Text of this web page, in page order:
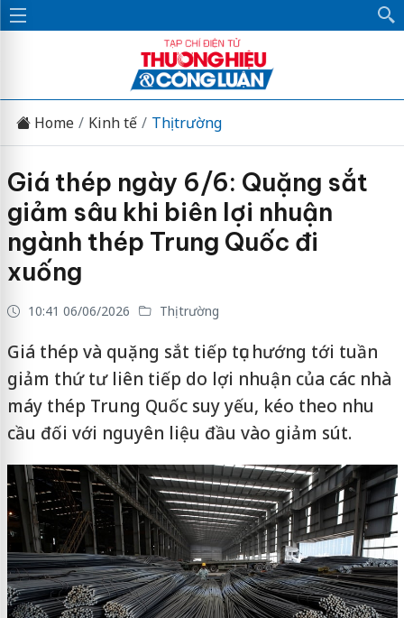
Home Kinh tế Thị trường
Giá thép ngày 6/6: Quặng sắt
giảm sâu khi biên lợi nhuận
ngành thép Trung Quốc đi
xuống
10:41 06/06/2026 Thị trường
Giá thép và quặng sắt tiếp tục hướng tới tuần
giảm thứ tư liên tiếp do lợi nhuận của các nhà
máy thép Trung Quốc suy yếu, kéo theo nhu
cầu đối với nguyên liệu đầu vào giảm sút.